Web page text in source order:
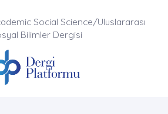
Social Science/Uluslararası
Bilimler Dergisi